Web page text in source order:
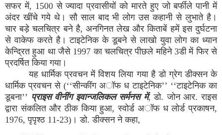
सफर में, 1500 से ज्यादा प्रवासीयों को मारते हुए जो बर्फीले पानी में
अंदर खींचे गये थे। सौ साल बाद भी लोग उस कहानी से लुभाते है।
चार बड़े चलचित्र बने है, अनगिनत लेख और किताबें हमें इस दुर्घटना
से वाकेफ करते है। टाइटेनिक के डूबने से लाखो युवा लोग का ध्यान
केन्द्रित हुआ था जैसे 1997 का चलचित्र पीछले महिने 3डी में फिर से
प्रदर्षित किया गया।
यह धार्मिक प्रवचन में विशय लिया गया है डो ग्रेग डीक्सन के
धार्मिक प्रवचन से (‘‘सीन्कींग अॉफ ध टाइटेनिक’’ ‘‘टाइटेनिक का
डूबना’’ प्राइस वीनींग इवान्जलिकल सर्मनस में, डो. जोन आर. राइस
द्वारा संकलित और ठीक किया हुआ, स्वोर्ड अॉफ ध लोर्ड प्रकाषन,
1976, पृपृश्ठ 11-23)। डो. डीक्सन ने कहा,